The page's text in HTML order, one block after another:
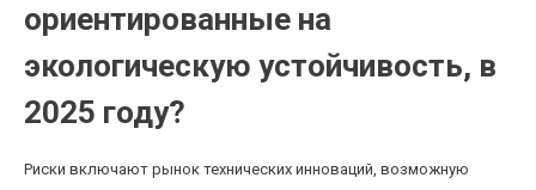
ориентированные на
экологическую устойчивость, в
2025 году?
Риски включают рынок технических инноваций, возможную